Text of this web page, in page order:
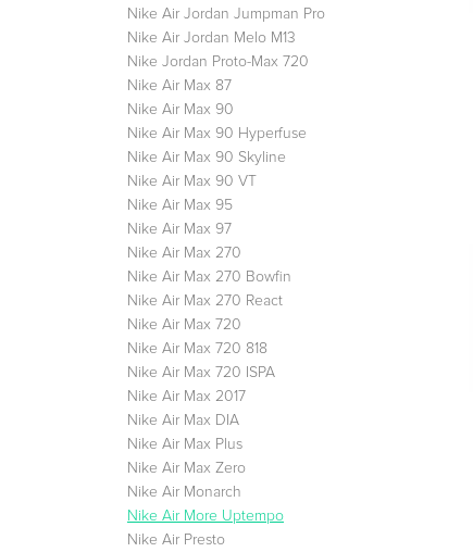
Nike Air Jordan Jumpman Pro
Nike Air Jordan Melo M13
Nike Jordan Proto-Max 720
Nike Air Max 87
Nike Air Max 90
Nike Air Max 90 Hyperfuse
Nike Air Max 90 Skyline
Nike Air Max 90 VT
Nike Air Max 95
Nike Air Max 97
Nike Air Max 270
Nike Air Max 270 Bowfin
Nike Air Max 270 React
Nike Air Max 720
Nike Air Max 720 818
Nike Air Max 720 ISPA
Nike Air Max 2017
Nike Air Max DIA
Nike Air Max Plus
Nike Air Max Zero
Nike Air Monarch
Nike Air More Uptempo
Nike Air Presto